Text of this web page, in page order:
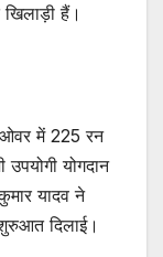
हैं।
ओवर में 225 रन
योगदान
यादव ने
दिलाई।